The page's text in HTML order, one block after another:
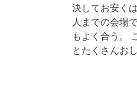
決してお安く
人までの会場
もよく合う。
とたくさんお